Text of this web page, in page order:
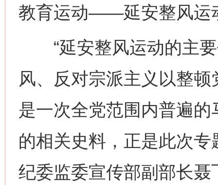
教育运动——延安整风运
“延安整风运动的主要
风、反对宗派主义以整
是一次全党范围内普遍
的相关史料，正是此次
纪委监委宣传部副部长聂